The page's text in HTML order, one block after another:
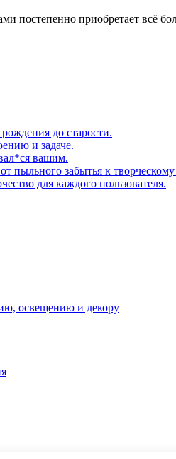
постепенно приобретает всё
до старости.
и задаче.
вашим.
пыльного забытья к
для каждого пользователя.
освещению и декору